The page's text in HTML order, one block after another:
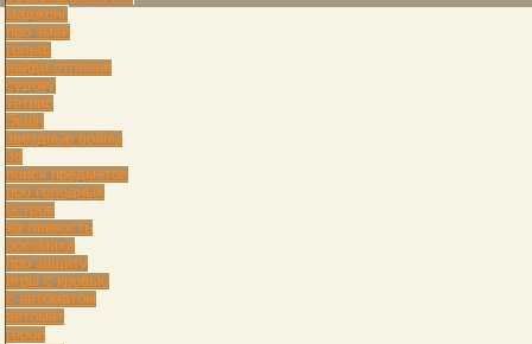
маджонг
про змей
гольф
найди отличия
судоку
тетрис
Экшн
звездные войны
3d
поиск предметов
про голодных
остров
на ловкость
росомаха
про защиту
игры с кровью
с автоматом
автомат
герои